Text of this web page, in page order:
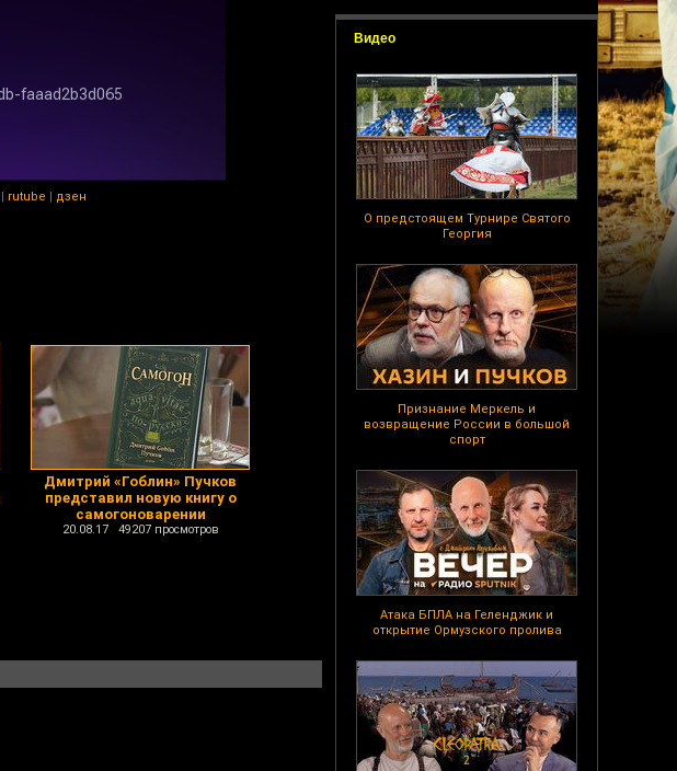
Видео
О предстоящем Турнире Святого
Георгия
Признание Меркель и
возвращение России в большой
спорт
Атака БПЛА на Геленджик и
открытие Ормузского пролива
| rutube | дзен
Дмитрий «Гоблин» Пучков
представил новую книгу о
самогоноварении
20.08.17 49207 просмотров